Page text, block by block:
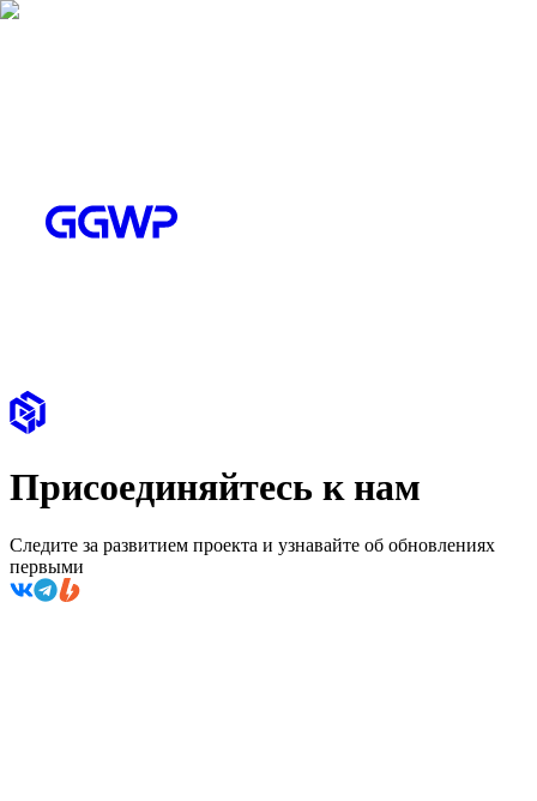
Присоединяйтесь к нам
Следите за развитием проекта и узнавайте об обновлениях
первыми